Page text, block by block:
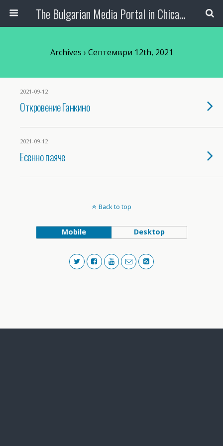
The Bulgarian Media Portal in Chicago
Archives › Септември 12th, 2021
2021-09-12
Откровение Ганкино
2021-09-12
Есенно паяче
Back to top
Mobile Desktop